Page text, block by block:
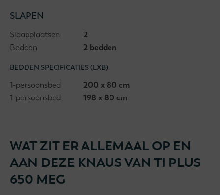
SLAPEN
Slaapplaatsen
2
Bedden
2 bedden
BEDDEN SPECIFICATIES (LXB)
1-persoonsbed
200 x 80 cm
1-persoonsbed
198 x 80 cm
WAT ZIT ER ALLEMAAL OP EN
AAN DEZE KNAUS VAN TI PLUS
650 MEG